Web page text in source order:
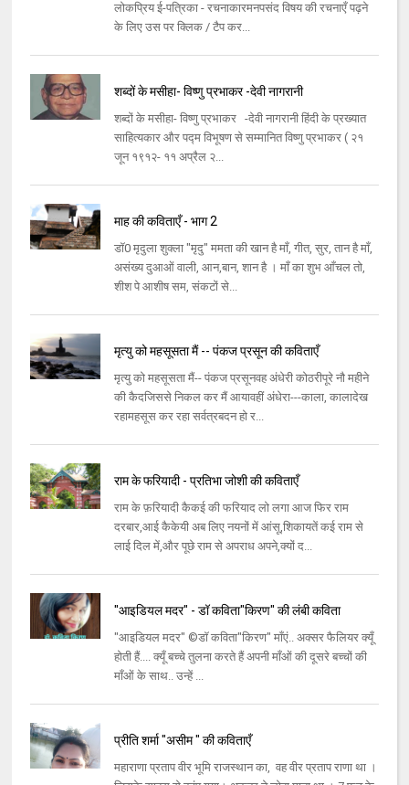
लोकप्रिय ई-पत्रिका - रचनाकारमनपसंद विषय की रचनाएँ पढ़ने
के लिए उस पर क्लिक / टैप कर...
शब्दों के मसीहा- विष्णु प्रभाकर -देवी नागरानी
शब्दों के मसीहा- विष्णु प्रभाकर -देवी नागरानी हिंदी के प्रख्यात
साहित्यकार और पद्म विभूषण से सम्मानित विष्णु प्रभाकर ( २१
जून १९१२- ११ अप्रैल २...
माह की कविताएँ - भाग 2
डॉ0 मृदुला शुक्ला "मृदु" ममता की खान है माँ, गीत, सुर, तान है माँ,
असंख्य दुआओं वाली, आन,बान, शान है । माँ का शुभ आँचल तो,
शीश पे आशीष सम, संकटों से...
मृत्यु को महसूसता मैं -- पंकज प्रसून की कविताएँ
मृत्यु को महसूसता मैं-- पंकज प्रसूनवह अंधेरी कोठरीपूरे नौ महीने
की कैदजिससे निकल कर मैं आयावहीं अंधेरा---काला, कालादेख
रहामहसूस कर रहा सर्वत्रबदन हो र...
राम के फरियादी - प्रतिभा जोशी की कविताएँ
राम के फ़रियादी कैकई की फरियाद लो लगा आज फिर राम
दरबार,आई कैकेयी अब लिए नयनों में आंसू,शिकायतें कई राम से
लाई दिल में,और पूछे राम से अपराध अपने,क्यों द...
"आइडियल मदर" - डॉ कविता"किरण" की लंबी कविता
"आइडियल मदर" ©डॉ कविता"किरण" माँएं.. अक्सर फैलियर क्यूँ
होती हैं.... क्यूँ बच्चे तुलना करते हैं अपनी माँओं की दूसरे बच्चों की
माँओं के साथ.. उन्हें ...
प्रीति शर्मा "असीम " की कविताएँ
महाराणा प्रताप वीर भूमि राजस्थान का, वह वीर प्रताप राणा था ।